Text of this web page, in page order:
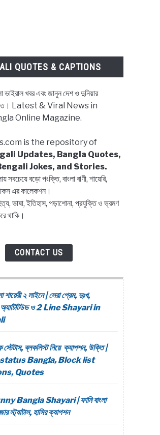
QUOTES & CAPTIONS
ভাইরাল খবর এবং জানুন দেশ ও দুনিয়ার
Latest & Viral News in
Online Magazine.
is the repository of
Updates, Bangla Quotes,
Jokes, and Stories.
সবচেয়ে বড়ো পংক্তি, বাংলা বাণী, শায়েরি,
এর কালেকশন।
ভাষা, ইতিহাস, পড়াশোনা, প্রযুক্তি ও ভ্রমণ
থাকি।
CONTACT US
শায়েরী ২ লাইনে | সেরা প্রেম, দুঃখ,
অ্যাটিটিউড ও 2 Line Shayari in
স্টেটাস, ব্লকলিস্ট নিয়ে ক্যাপশন, উক্তি |
Bangla, Block list
Quotes
Bangla Shayari | ফানি বাংলা
স্ট্যাটাস, হাসির ক্যাপশন